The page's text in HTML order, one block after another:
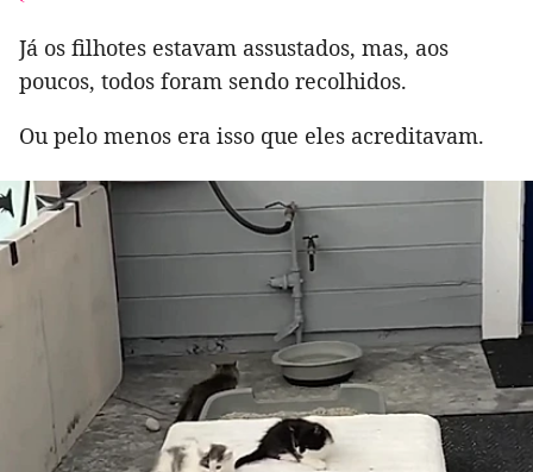
Já os filhotes estavam assustados, mas, aos
poucos, todos foram sendo recolhidos.
Ou pelo menos era isso que eles acreditavam.